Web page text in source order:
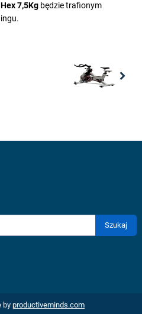
7,5Kg będzie trafionym
Szukaj
by productiveminds.com